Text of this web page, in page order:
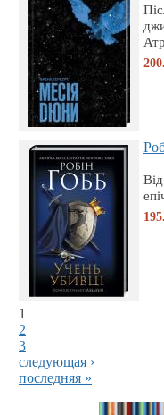
1
2
3
следующая ›
последняя »